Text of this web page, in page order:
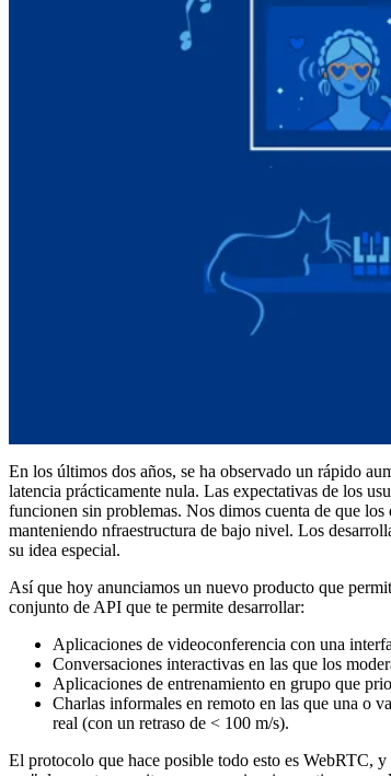
En los últimos dos años, se ha observado un rápido
latencia prácticamente nula. Las expectativas de los
funcionen sin problemas. Nos dimos cuenta de que
manteniendo nfraestructura de bajo nivel. Los
su idea especial.
Así que hoy anunciamos un nuevo producto que
conjunto de API que te permite desarrollar:
Aplicaciones de videoconferencia con una
Conversaciones interactivas en las que los
Aplicaciones de entrenamiento en grupo que
Charlas informales en remoto en las que una o
real (con un retraso de < 100 m/s).
El protocolo que hace posible todo esto es WebRTC,